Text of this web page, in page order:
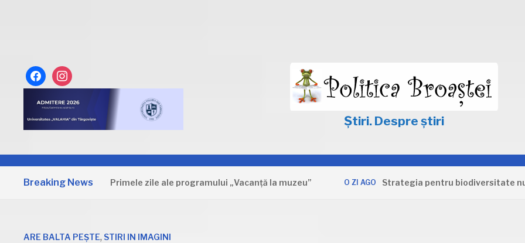
facebookinstagram
Știri. Despre știri
Breaking News
Dâmbovița: Primele zile ale programului „Vacanță la muzeu” O ZI AGO Strategia pentru biodiversitate nu apără
ARE BALTA PEȘTE, STIRI IN IMAGINI